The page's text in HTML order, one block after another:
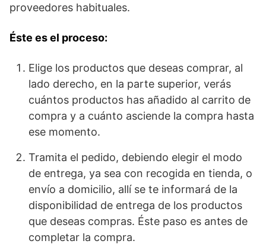
proveedores habituales.
Éste es el proceso:
Elige los productos que deseas comprar, al
lado derecho, en la parte superior, verás
cuántos productos has añadido al carrito de
compra y a cuánto asciende la compra hasta
ese momento.
Tramita el pedido, debiendo elegir el modo
de entrega, ya sea con recogida en tienda, o
envío a domicilio, allí se te informará de la
disponibilidad de entrega de los productos
que deseas compras. Éste paso es antes de
completar la compra.